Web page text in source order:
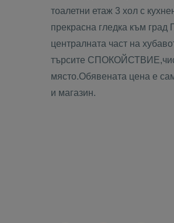
тоалетни етаж 3 хол с
прекрасна гледка към
централната част на
търсите
място.Обявената цена е
и магазин.